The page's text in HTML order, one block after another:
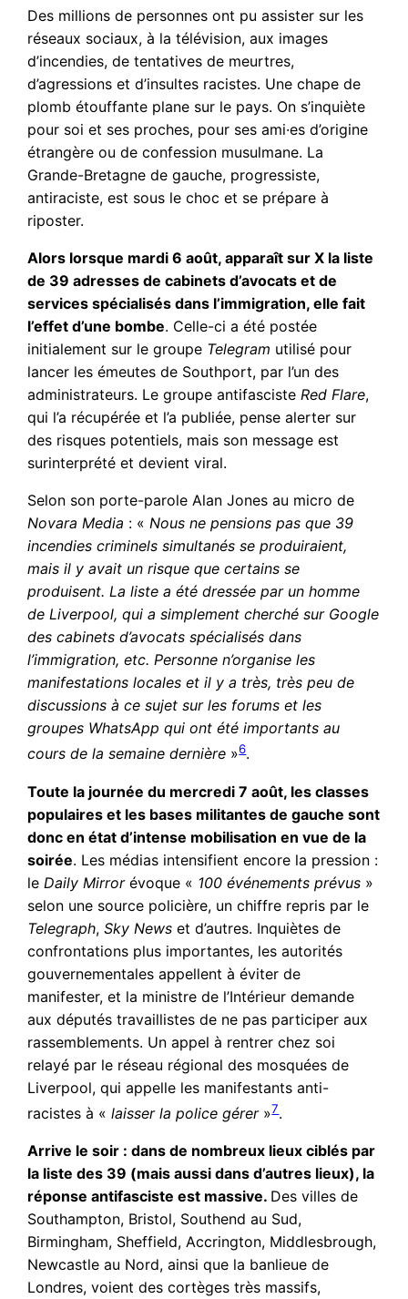
Des millions de personnes ont pu assister sur les
réseaux sociaux, à la télévision, aux images
d’incendies, de tentatives de meurtres,
d’agressions et d’insultes racistes. Une chape de
plomb étouffante plane sur le pays. On s’inquiète
pour soi et ses proches, pour ses ami·es d’origine
étrangère ou de confession musulmane. La
Grande-Bretagne de gauche, progressiste,
antiraciste, est sous le choc et se prépare à
riposter.
Alors lorsque mardi 6 août, apparaît sur X la liste
de 39 adresses de cabinets d’avocats et de
services spécialisés dans l’immigration, elle fait
l’effet d’une bombe. Celle-ci a été postée
initialement sur le groupe Telegram utilisé pour
lancer les émeutes de Southport, par l’un des
administrateurs. Le groupe antifascisteRed Flare,
qui l’a récupérée et l’a publiée, pense alerter sur
des risques potentiels, mais son message est
surinterprété et devient viral.
Selon son porte-parole Alan Jones au micro de
Novara Media : «Nous ne pensions pas que 39
incendies criminels simultanés se produiraient,
mais il y avait un risque que certains se
produisent. La liste a été dressée par un homme
de Liverpool, qui a simplement cherché sur Google
des cabinets d’avocats spécialisés dans
l’immigration, etc. Personne n’organise les
manifestations locales et il y a très, très peu de
discussions à ce sujet sur les forums et les
groupes WhatsApp qui ont été importants au
cours de la semaine dernière »6.
Toute la journée du mercredi 7 août, les classes
populaires et les bases militantes de gauche sont
donc en état d’intense mobilisation en vue de la
soirée. Les médias intensifient encore la pression :
le Daily Mirrorévoque « 100 événements prévus »
selon une source policière, un chiffre repris par le
Telegraph,Sky News et d’autres. Inquiètes de
confrontations plus importantes, les autorités
gouvernementales appellent à éviter de
manifester, et la ministre de l’Intérieur demande
aux députés travaillistes de ne pas participer aux
rassemblements. Un appel à rentrer chez soi
relayé par le réseau régional des mosquées de
Liverpool, qui appelle les manifestants anti-
racistes à «laisser la police gérer»7.
Arrive le soir : dans de nombreux lieux ciblés par
la liste des 39 (mais aussi dans d’autres lieux), la
réponse antifasciste est massive. Des villes de
Southampton, Bristol, Southend au Sud,
Birmingham, Sheffield, Accrington, Middlesbrough,
Newcastle au Nord, ainsi que la banlieue de
Londres, voient des cortèges très massifs,